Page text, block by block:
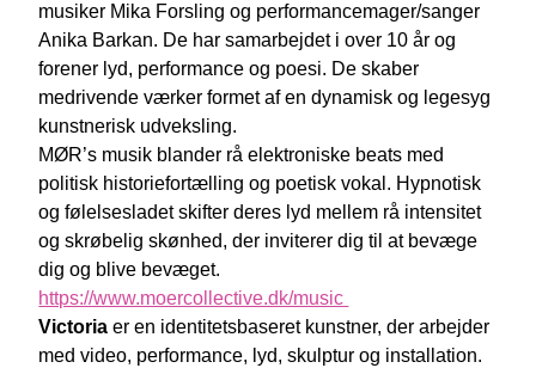
musiker Mika Forsling og performancemager/sanger
Anika Barkan. De har samarbejdet i over 10 år og
forener lyd, performance og poesi. De skaber
medrivende værker formet af en dynamisk og legesyg
kunstnerisk udveksling.
MØR’s musik blander rå elektroniske beats med
politisk historiefortælling og poetisk vokal. Hypnotisk
og følelsesladet skifter deres lyd mellem rå intensitet
og skrøbelig skønhed, der inviterer dig til at bevæge
dig og blive bevæget.
https://www.moercollective.dk/music
Victoria er en identitetsbaseret kunstner, der arbejder
med video, performance, lyd, skulptur og installation.